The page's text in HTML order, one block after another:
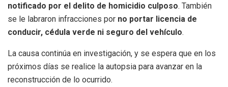
notificado por el delito de homicidio culposo. También
se le labraron infracciones por no portar licencia de
conducir, cédula verde ni seguro del vehículo.
La causa continúa en investigación, y se espera que en los
próximos días se realice la autopsia para avanzar en la
reconstrucción de lo ocurrido.